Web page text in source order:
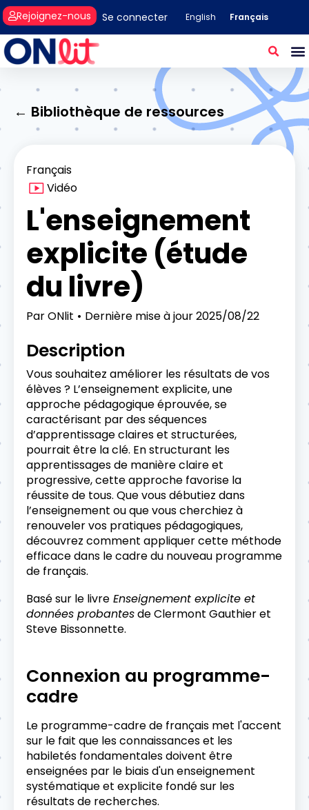
Se connecter
Rejoignez-nous English Français
← Bibliothèque de ressources
Français
Vidéo
L'enseignement
explicite (étude
du livre)
ParONlit Dernière mise à jour2025/08/22
Description
Vous souhaitez améliorer les résultats de vos
élèves ? L’enseignement explicite, une
approche pédagogique éprouvée, se
caractérisant par des séquences
d’apprentissage claires et structurées,
pourrait être la clé. En structurant les
apprentissages de manière claire et
progressive, cette approche favorise la
réussite de tous. Que vous débutiez dans
l’enseignement ou que vous cherchiez à
renouveler vos pratiques pédagogiques,
découvrez comment appliquer cette méthode
efficace dans le cadre du nouveau programme
de français.
Basé sur le livre Enseignement explicite et
données probantesde Clermont Gauthier et
Steve Bissonnette.
Connexion au programme-
cadre
Le programme-cadre de français met l'accent
sur le fait que les connaissances et les
habiletés fondamentales doivent être
enseignées par le biais d'un enseignement
systématique et explicite fondé sur les
résultats de recherches.